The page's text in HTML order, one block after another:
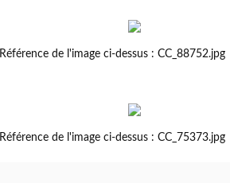
Référence de l'image ci-dessus : CC_88752.jpg
Référence de l'image ci-dessus : CC_75373.jpg